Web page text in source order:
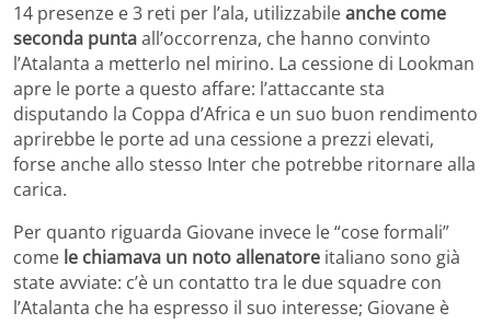
14 presenze e 3 reti per l’ala, utilizzabileanche come
seconda puntaall’occorrenza, che hanno convinto
l’Atalanta a metterlo nel mirino. La cessione di Lookman
apre le porte a questo affare: l’attaccante sta
disputando la Coppa d’Africa e un suo buon rendimento
aprirebbe le porte ad una cessione a prezzi elevati,
forse anche allo stesso Inter che potrebbe ritornare alla
carica.
Per quanto riguarda Giovane invece le “cose formali”
come le chiamava un noto allenatore italiano sono già
state avviate: c’è un contatto tra le due squadre con
l’Atalanta che ha espresso il suo interesse; Giovane è